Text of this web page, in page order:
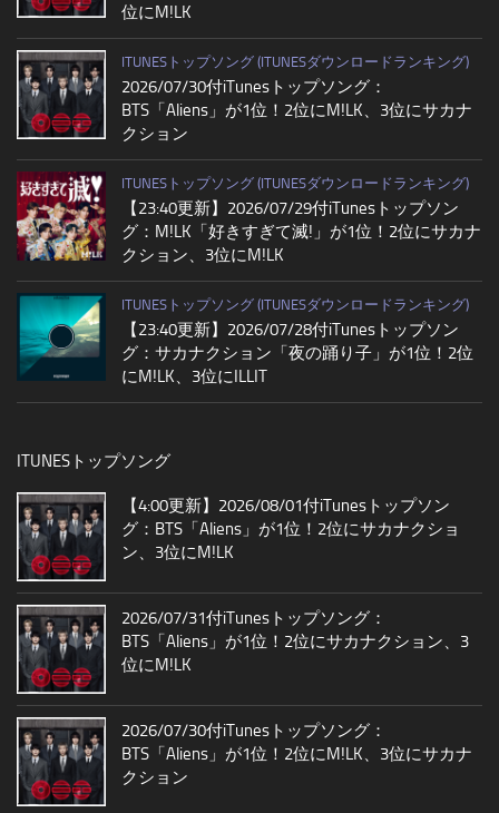
位にM!LK
ITUNESトップソング (ITUNESダウンロードランキング)
2026/07/30付iTunesトップソング：
BTS「Aliens」が1位！2位にM!LK、3位にサカナ
クション
ITUNESトップソング (ITUNESダウンロードランキング)
【23:40更新】2026/07/29付iTunesトップソン
グ：M!LK「好きすぎて滅!」が1位！2位にサカナ
クション、3位にM!LK
ITUNESトップソング (ITUNESダウンロードランキング)
【23:40更新】2026/07/28付iTunesトップソン
グ：サカナクション「夜の踊り子」が1位！2位
にM!LK、3位にILLIT
ITUNESトップソング
【4:00更新】2026/08/01付iTunesトップソン
グ：BTS「Aliens」が1位！2位にサカナクショ
ン、3位にM!LK
2026/07/31付iTunesトップソング：
BTS「Aliens」が1位！2位にサカナクション、3
位にM!LK
2026/07/30付iTunesトップソング：
BTS「Aliens」が1位！2位にM!LK、3位にサカナ
クション